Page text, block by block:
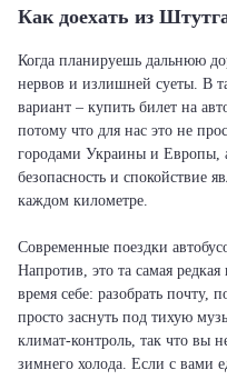
Как доехать из
Когда планируешь дальнюю
нервов и излишней суеты. В
вариант – купить билет на
потому что для нас это не
городами Украины и Европы,
безопасность и спокойствие
каждом километре.
Современные поездки
Напротив, это та самая
время себе: разобрать почту,
просто заснуть под тихую
климат-контроль, так что вы
зимнего холода. Если с вами